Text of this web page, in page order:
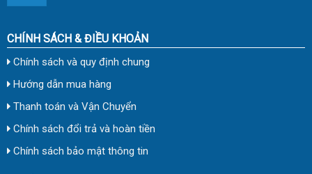
CHÍNH SÁCH & ĐIỀU KHOẢN
Chính sách và quy định chung
Hướng dẫn mua hàng
Thanh toán và Vận Chuyển
Chính sách đổi trả và hoàn tiền
Chính sách bảo mật thông tin